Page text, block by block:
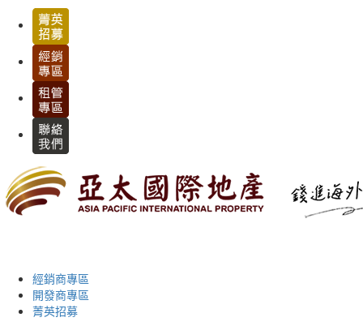
經銷商專區
開發商專區
菁英招募